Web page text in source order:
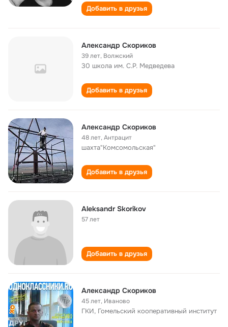
Добавить в друзья
Александр Скориков
39 лет, Волжский
30 школа им. С.Р. Медведева
Добавить в друзья
Александр Скориков
48 лет,Антрацит
шахта"Комсомольская"
Добавить в друзья
Aleksandr Skorikov
57 лет
Добавить в друзья
Александр Скориков
45 лет, Иваново
ГКИ, Гомельский кооперативный институт